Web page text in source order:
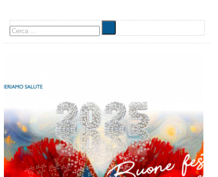
Cerca